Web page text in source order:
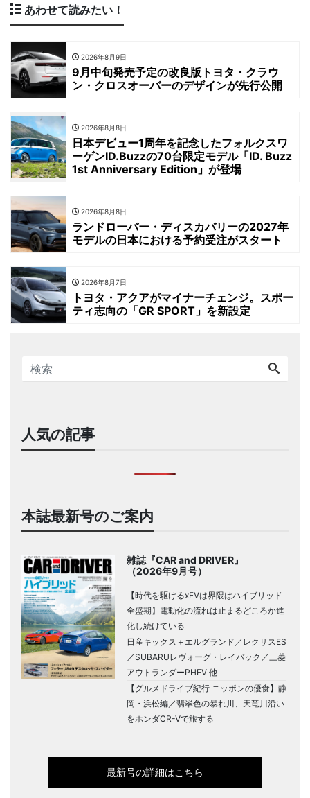
あわせて読みたい！
2026年8月9日
9月中旬発売予定の改良版トヨタ・クラウ
ン・クロスオーバーのデザインが先行公開
2026年8月8日
日本デビュー1周年を記念したフォルクスワ
ーゲンID.Buzzの70台限定モデル「ID. Buzz
1st Anniversary Edition」が登場
2026年8月8日
ランドローバー・ディスカバリーの2027年
モデルの日本における予約受注がスタート
2026年8月7日
トヨタ・アクアがマイナーチェンジ。スポー
ティ志向の「GR SPORT」を新設定
人気の記事
本誌最新号のご案内
雑誌『CAR and DRIVER』
（2026年9月号）
【時代を駆けるxEVは界隈はハイブリッド
全盛期】電動化の流れは止まるどころか進
化し続けている
日産キックス＋エルグランド／レクサスES
／SUBARUレヴォーグ・レイバック／三菱
アウトランダーPHEV 他
【グルメドライブ紀行 ニッポンの優食】静
岡・浜松編／翡翠色の暴れ川、天竜川沿い
をホンダCR-Vで旅する
最新号の詳細はこちら